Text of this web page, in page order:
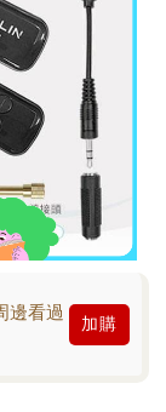
邊看過
加購